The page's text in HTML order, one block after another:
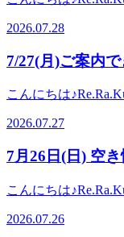
せ! LINEの友達登録
店のクチコミはこち
イペイ メルペイ
れます♪(上限有)
ぜひ当店でもご利
ーーーーーーーー
肩甲骨にポイント
てまいります。み
予約・お問い合わ
のように気持ちが
一同、手を温めて
手を温めてお待ち
ーーーーー‼ここで
お支払方法を auペ
※かなトクアプリ
利用くださいませ
ーーーーーーーー
定❣ 7月31(金)まで
ーーーーーーーー
ジで !!!!!!20%増額
せくださいませ。
れの箇所中心に全
ぜひお立ち寄りく
も承っております
待ちしております!
サポートいたしま
ディケアをお試し
ン かなトク 当店
20%がポイント還
かがお過ごしでし
り、冷房と外気の
溜め込んでいる方
身スッキリしてい
10:00〜12:0012:30
い合わせください
てお疲れの箇所中
が健康で快適な生
電話でも承ってお
2026.07.28
7/27(月)ご案内
こんにちは
けいただき、お身体
キリさせましょう♪
まで上記の時間で
せ。 当店では肩甲
に全身をほぐして
を送れるようサポ
2026.07.27
7月26日(日) 空き
こんにちは
すいですね汗 さて
2026.07.26